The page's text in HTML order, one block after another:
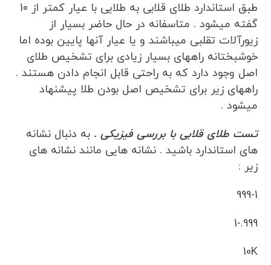
طبق استاندارد طلای قلابی به طلایی با عیار کمتر از 10
گفته میشود . متاسفانه در حال حاضر بسیار از
زیورآلات تقلبی میباشند و یا عیار آنها پایین بوده اما
خوشبختانه راههای بسیار زیادی برای تشخیص طلای
اصل وجود دارد که به راحتی قابل انجام دادن هستند .
راههای زیر برای تشخیص اصل بودن طلا پیشنهاد
میشود .
تست طلای قلابی با بررسی فیزیکی . به دنبال نشانه
های استاندارد باشید . نشانه هایی مانند نشانه های
زیر :
999-1
999.-1
10K